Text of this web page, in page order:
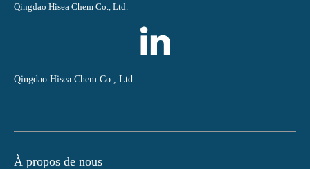
Qingdao Hisea Chem Co., Ltd.
Qingdao Hisea Chem Co., Ltd
À propos de nous